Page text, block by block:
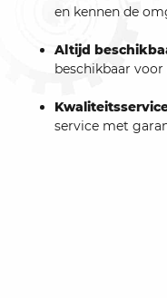
en kennen de
Altijd
beschikbaar
service met